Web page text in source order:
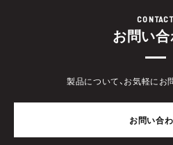
CONTACT
お問い
製品について、お気軽にお
お問い合